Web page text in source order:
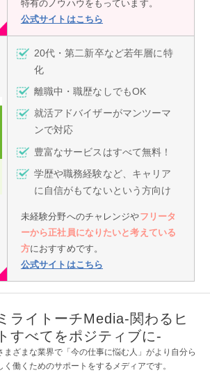
特有のノウハウをもっています。
公式サイトはこちら
20代・第二新卒など若年層に特
化
離職中・職歴なしでもOK
就活アドバイザーがマンツーマ
ンで対応
豊富なサービスはすべて無料！
学歴や職務経験など、キャリア
に自信がもてないという方向け
未経験分野へのチャレンジやフリータ
ーから正社員になりたいと考えている
方におすすめです。
公式サイトはこちら
ミライトーチMedia-関わるヒ
トすべてをポジティブに-
まざまな業界で「今の仕事に悩む人」がより自分ら
く働くためのサポートをするメディアです。